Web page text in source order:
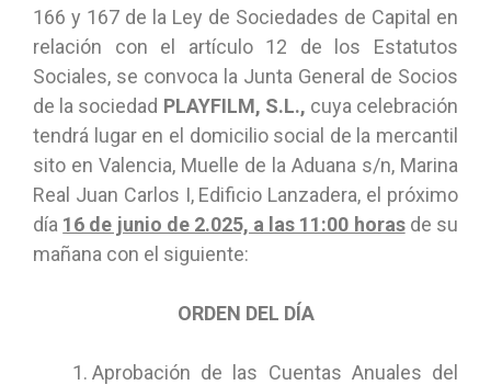
166 y 167 de la Ley de Sociedades de Capital en
relación con el artículo 12 de los Estatutos
Sociales, se convoca la Junta General de Socios
de la sociedad PLAYFILM, S.L., cuya celebración
tendrá lugar en el domicilio social de la mercantil
sito en Valencia, Muelle de la Aduana s/n, Marina
Real Juan Carlos I, Edificio Lanzadera, el próximo
día 16 de junio de 2.025, a las 11:00 horasde su
mañana con el siguiente:
ORDEN DEL DÍA
Aprobación de las Cuentas Anuales del